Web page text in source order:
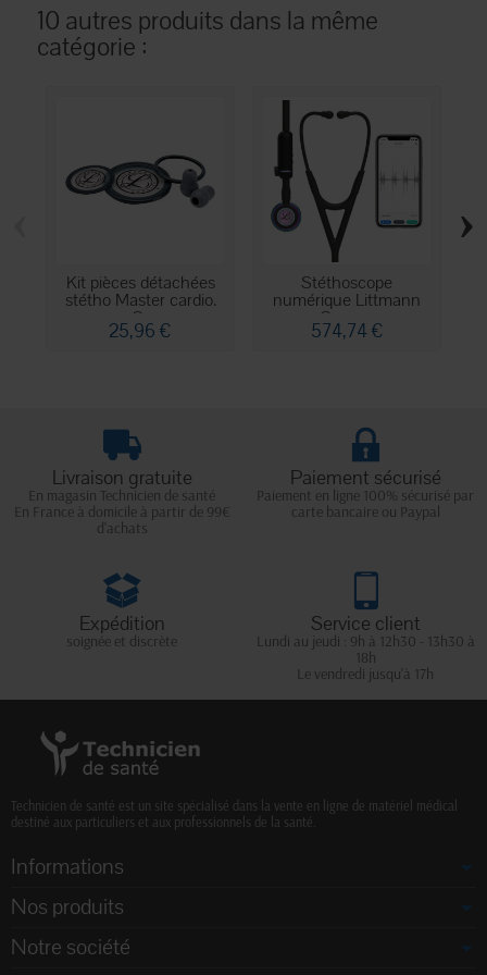
10 autres produits dans la même
catégorie :
Kit pièces détachées
stétho Master cardio.
Gr
25,96 €
Stéthoscope
numérique Littmann
Core -...
574,74 €
›
Livraison gratuite
En magasin Technicien de santé
En France à domicile à partir de 99€
d'achats
Paiement sécurisé
Paiement en ligne 100% sécurisé par
carte bancaire ou Paypal
Expédition
soignée et discrète
Service client
Lundi au jeudi : 9h à 12h30 - 13h30 à
18h
Le vendredi jusqu'à 17h
Technicien de santé est un site spécialisé dans la vente en ligne de matériel médical
destiné aux particuliers et aux professionnels de la santé.
Informations
Nos produits
Notre société